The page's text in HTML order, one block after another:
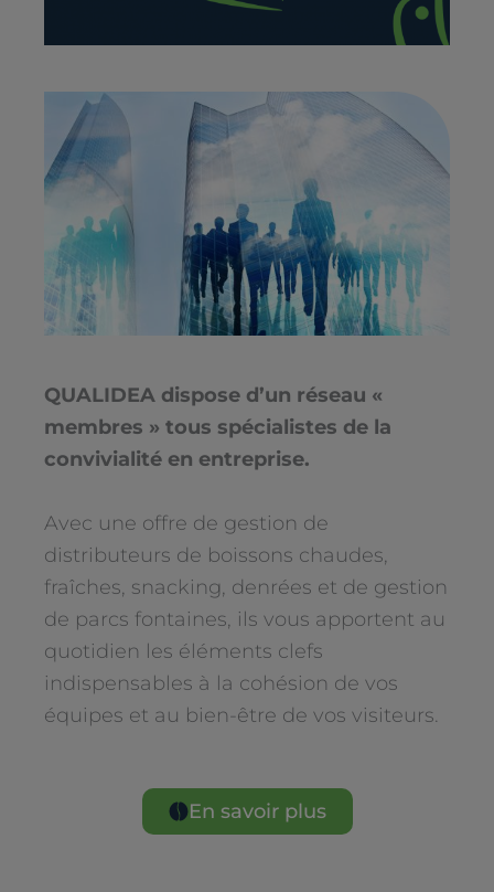
QUALIDEA dispose d’un réseau «
membres » tous spécialistes de la
convivialité en entreprise.
Avec une offre de gestion de
distributeurs de boissons chaudes,
fraîches, snacking, denrées et de gestion
de parcs fontaines, ils vous apportent au
quotidien les éléments clefs
indispensables à la cohésion de vos
équipes et au bien-être de vos visiteurs.
En savoir plus